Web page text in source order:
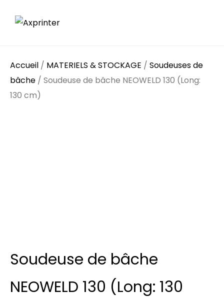
Accueil / MATERIELS & STOCKAGE / Soudeuses de
bâche / Soudeuse de bâche NEOWELD 130 (Long:
130 cm)
Soudeuse de bâche
NEOWELD 130 (Long: 130